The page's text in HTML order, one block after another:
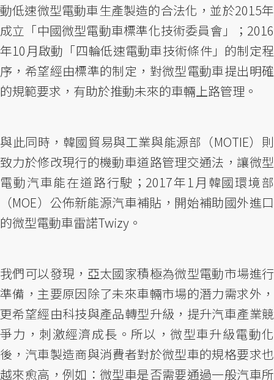
動低速微型電動車生產製造的合法化，並於2015年
成立「中國微型電動車標準化技術委員會」；2016
年10月啟動「四輪低速電動車技術條件」的制定程
序，希望經由標準的制定，對微型電動車提出明確
的規範要求，有助於推動未來的車輛上路管理。
與此同時，韓國貿易與工業與能源部（MOTIE）則
致力於修改現行的機動車道路管理交通法，讓微型
電動汽車能在道路行駛；2017年1月韓國環境部
（MOE）公佈新能源汽車補貼，開始補助國外進口
的微型電動車雷諾Twizy。
我們可以發現，亞太國家積極為微型電動市場進行
準備，主要原因除了未來車輛市場的潛力需求外，
更希望經由科技與產品轉型升級，提升汽車產業競
爭力，刺激經濟成長。所以，微型車升級電動化
後，汽車製造商與消費者對於微型車的規格要求也
越來愈高，例如：微型車是否需要通過一般汽車所